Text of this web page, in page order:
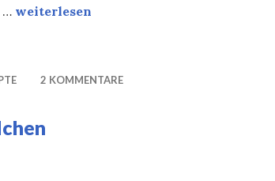
… Schokolade-Bananenbrot
weiterlesen
2 KOMMENTARE